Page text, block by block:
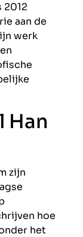
2012
aan de
werk
Han
zijn
hoe
het